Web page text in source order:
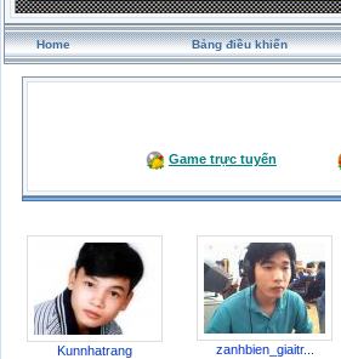
Home Bảng điều khiển
Game trực tuyến
Kunnhatrang
zanhbien_giaitr...